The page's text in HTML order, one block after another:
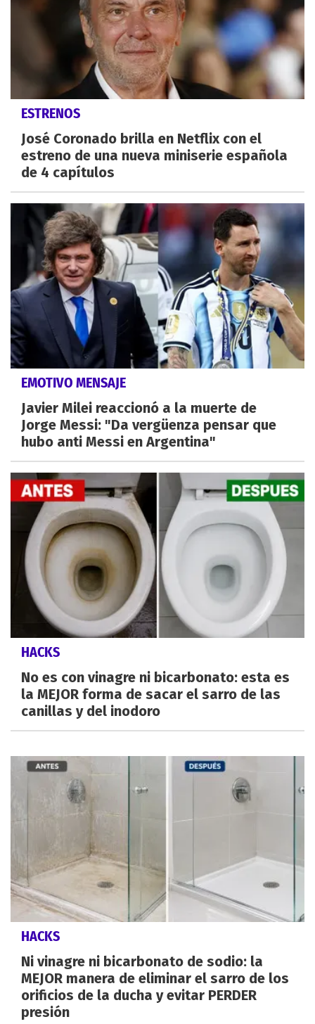
ESTRENOS
José Coronado brilla en Netflix con el
estreno de una nueva miniserie española
de 4 capítulos
EMOTIVO MENSAJE
Javier Milei reaccionó a la muerte de
Jorge Messi: "Da vergüenza pensar que
hubo anti Messi en Argentina"
HACKS
No es con vinagre ni bicarbonato: esta es
la MEJOR forma de sacar el sarro de las
canillas y del inodoro
HACKS
Ni vinagre ni bicarbonato de sodio: la
MEJOR manera de eliminar el sarro de los
orificios de la ducha y evitar PERDER
presión